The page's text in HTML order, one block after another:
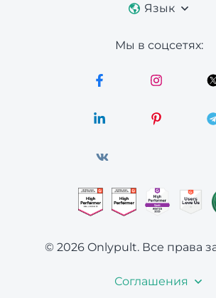
Язык
Мы в соцсетях:
© 2026 Onlypult. Все права
Соглашения